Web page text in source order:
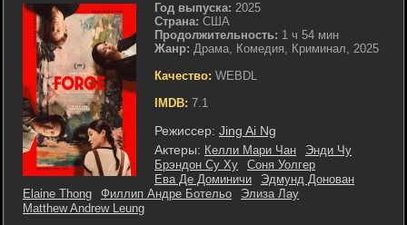
Год выпуска: 2025
Страна: США
Продолжительность: 1 ч 54 мин
Жанр: Драма, Комедия, Криминал, 2025
Качество: WEBDL
IMDB: 7.1
Режиссер: Jing Ai Ng
Актеры: Келли Мари Чан
Энди Чу
Брэндон Су Ху
Соня Уолгер
Ева Де Доминичи
Эдмунд Донован
Elaine Thong
Филлип Андре Ботельо
Элиза Лау
Matthew Andrew Leung